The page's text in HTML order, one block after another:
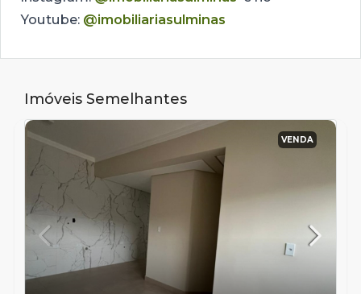
Youtube: @imobiliariasulminas
Imóveis Semelhantes
VENDA